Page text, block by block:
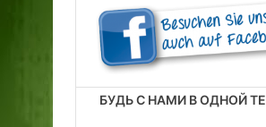
БУДЬ С НАМИ В ОДНОЙ